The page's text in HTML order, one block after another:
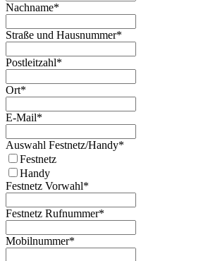
Nachname*
Straße und Hausnummer*
Postleitzahl*
Ort*
E-Mail*
Auswahl Festnetz/Handy*
Festnetz
Handy
Festnetz Vorwahl*
Festnetz Rufnummer*
Mobilnummer*